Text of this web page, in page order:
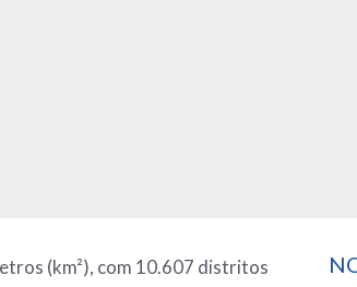
(km²), com 10.607 distritos